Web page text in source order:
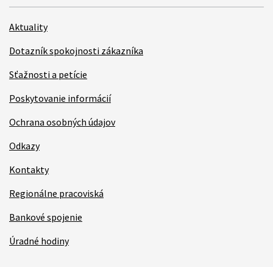
Aktuality
Dotazník spokojnosti zákazníka
Sťažnosti a petície
Poskytovanie informácií
Ochrana osobných údajov
Odkazy
Kontakty
Regionálne pracoviská
Bankové spojenie
Úradné hodiny